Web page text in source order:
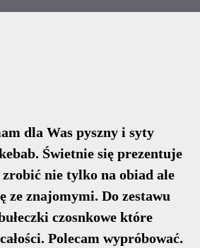
dla Was pyszny i syty
Świetnie się prezentuje
nie tylko na obiad ale
ze znajomymi. Do zestawu
czosnkowe które
Polecam wypróbować.